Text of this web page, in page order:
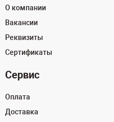
О компании
Вакансии
Реквизиты
Сертификаты
Сервис
Оплата
Доставка